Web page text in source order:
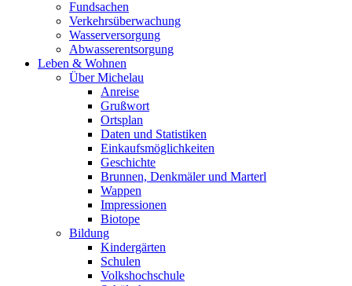
Fundsachen
Verkehrsüberwachung
Wasserversorgung
Abwasserentsorgung
Leben & Wohnen
Über Michelau
Anreise
Grußwort
Ortsplan
Daten und Statistiken
Einkaufsmöglichkeiten
Geschichte
Brunnen, Denkmäler und Marterl
Wappen
Impressionen
Biotope
Bildung
Kindergärten
Schulen
Volkshochschule